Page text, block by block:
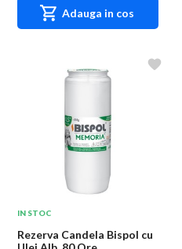
Adauga in cos
IN STOC
Rezerva Candela Bispol cu